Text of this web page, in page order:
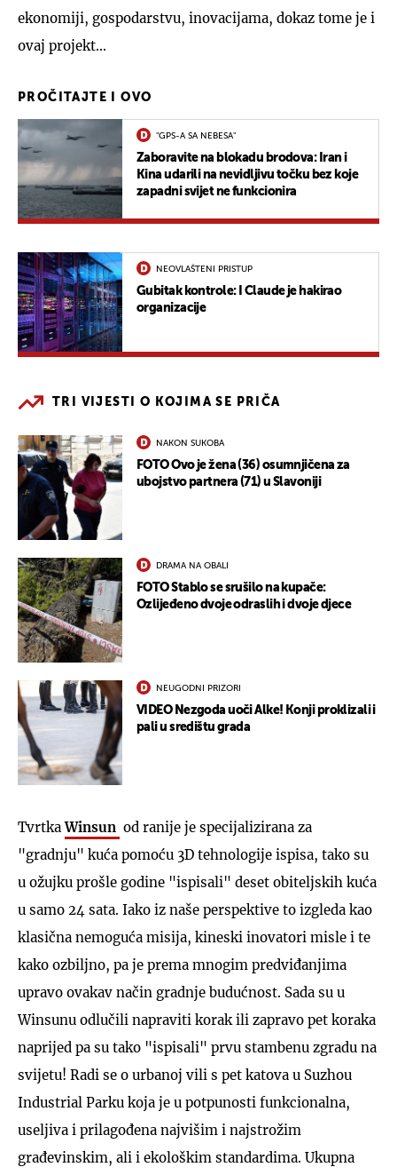
ekonomiji, gospodarstvu, inovacijama, dokaz tome je i
ovaj projekt...
PROČITAJTE I OVO
"GPS-A SA NEBESA"
Zaboravite na blokadu brodova: Iran i
Kina udarili na nevidljivu točku bez koje
zapadni svijet ne funkcionira
NEOVLAŠTENI PRISTUP
Gubitak kontrole: I Claude je hakirao
organizacije
TRI VIJESTI O KOJIMA SE PRIČA
NAKON SUKOBA
FOTO Ovo je žena (36) osumnjičena za
ubojstvo partnera (71) u Slavoniji
DRAMA NA OBALI
FOTO Stablo se srušilo na kupače:
Ozlijeđeno dvoje odraslih i dvoje djece
NEUGODNI PRIZORI
VIDEO Nezgoda uoči Alke! Konji proklizali i
pali u središtu grada
TvrtkaWinsun od ranije je specijalizirana za
"gradnju" kuća pomoću 3D tehnologije ispisa, tako su
u ožujku prošle godine "ispisali" deset obiteljskih kuća
u samo 24 sata. Iako iz naše perspektive to izgleda kao
klasična nemoguća misija, kineski inovatori misle i te
kako ozbiljno, pa je prema mnogim predviđanjima
upravo ovakav način gradnje budućnost. Sada su u
Winsunu odlučili napraviti korak ili zapravo pet koraka
naprijed pa su tako "ispisali" prvu stambenu zgradu na
svijetu! Radi se o urbanoj vili s pet katova u Suzhou
Industrial Parku koja je u potpunosti funkcionalna,
useljiva i prilagođena najvišim i najstrožim
građevinskim, ali i ekološkim standardima. Ukupna